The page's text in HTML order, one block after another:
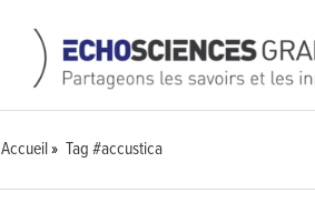
Accueil Tag #accustica